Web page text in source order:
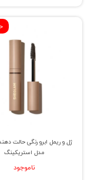
ژل و ریمل ابرو رنگی حالت
مدل استریکینگ
ناموجود